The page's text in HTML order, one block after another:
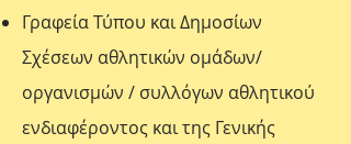
Γραφεία Τύπου και Δημοσίων
Σχέσεων αθλητικών ομάδων/
οργανισμών / συλλόγων αθλητικού
ενδιαφέροντος και της Γενικής